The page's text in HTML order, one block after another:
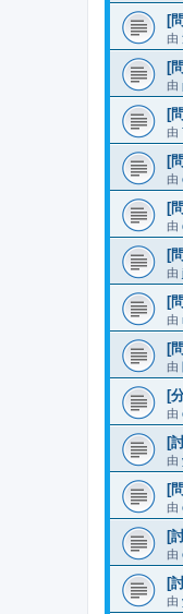
[
由
[
由
[
由
[
由
[
由
[
由
[
由
[
由
[
由
[
由
[
由
[
由
[
由